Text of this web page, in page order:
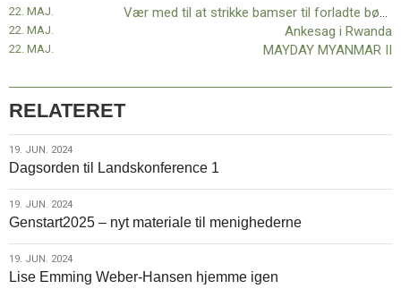
16.0:
Kontakt
Næste
Vær
med
at
strikke
bamser
forladte
HondurasForrige
Vær med til at strikke bamser til forladte børn i Honduras
22. MAJ.
Ankesag i Rwanda
22. MAJ.
MAYDAY MYANMAR II
22. MAJ.
RELATERET
19.
jun.
2024
19. JUN. 2024
Dagsorden til Landskonference 1
19.
jun.
2024
19. JUN. 2024
Genstart2025 – nyt materiale til menighederne
19.
jun.
19. JUN. 2024
Lise Emming Weber-Hansen hjemme igen